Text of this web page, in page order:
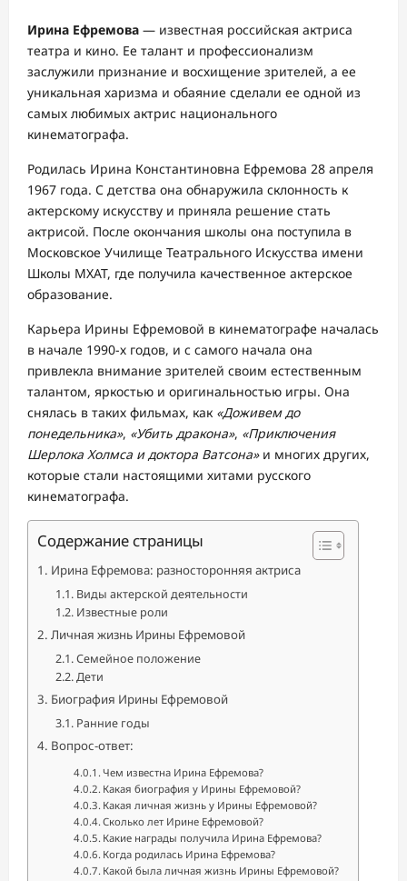
Ирина Ефремова — известная российская актриса
театра и кино. Ее талант и профессионализм
заслужили признание и восхищение зрителей, а ее
уникальная харизма и обаяние сделали ее одной из
самых любимых актрис национального
кинематографа.
Родилась Ирина Константиновна Ефремова 28 апреля
1967 года. С детства она обнаружила склонность к
актерскому искусству и приняла решение стать
актрисой. После окончания школы она поступила в
Московское Училище Театрального Искусства имени
Школы МХАТ, где получила качественное актерское
образование.
Карьера Ирины Ефремовой в кинематографе началась
в начале 1990-х годов, и с самого начала она
привлекла внимание зрителей своим естественным
талантом, яркостью и оригинальностью игры. Она
снялась в таких фильмах, как «Доживем до
понедельника», «Убить дракона», «Приключения
Шерлока Холмса и доктора Ватсона»и многих других,
которые стали настоящими хитами русского
кинематографа.
Содержание страницы
Ирина Ефремова: разносторонняя актриса
Виды актерской деятельности
Известные роли
Личная жизнь Ирины Ефремовой
Семейное положение
Дети
Биография Ирины Ефремовой
Ранние годы
Вопрос-ответ:
Чем известна Ирина Ефремова?
Какая биография у Ирины Ефремовой?
Какая личная жизнь у Ирины Ефремовой?
Сколько лет Ирине Ефремовой?
Какие награды получила Ирина Ефремова?
Когда родилась Ирина Ефремова?
Какой была личная жизнь Ирины Ефремовой?